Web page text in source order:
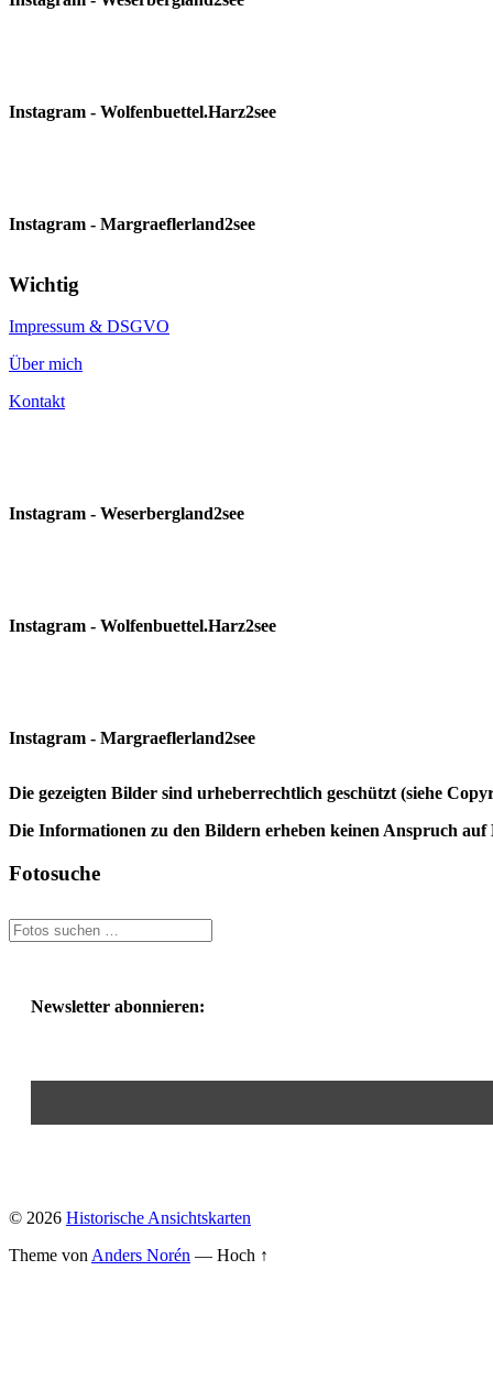
Instagram - Wolfenbuettel.Harz2see
Instagram - Margraeflerland2see
Wichtig
Impressum & DSGVO
Über mich
Kontakt
Instagram - Weserbergland2see
Instagram - Wolfenbuettel.Harz2see
Instagram - Margraeflerland2see
Die gezeigten Bilder sind urheberrechtlich geschützt (siehe
Die Informationen zu den Bildern erheben keinen Anspruch
Fotosuche
Newsletter abonnieren:
© 2026 Historische Ansichtskarten
Theme von Anders Norén — Hoch ↑